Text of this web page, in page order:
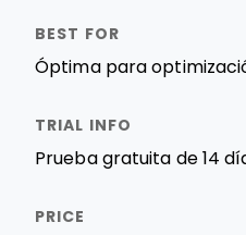
Óptima para
Prueba gratuita de 14